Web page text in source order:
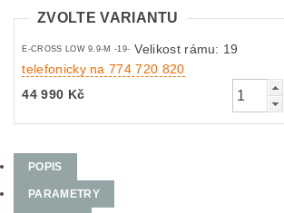
ZVOLTE VARIANTU
E-CROSS LOW 9.9-M -19- Velikost rámu: 19
telefonicky na 774 720 820
44 990 Kč
POPIS
PARAMETRY